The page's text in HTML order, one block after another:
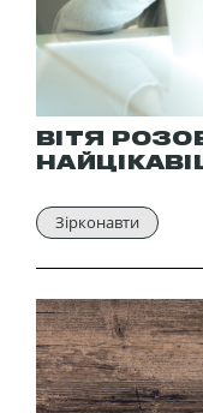
ВІТЯ
Зірконавти